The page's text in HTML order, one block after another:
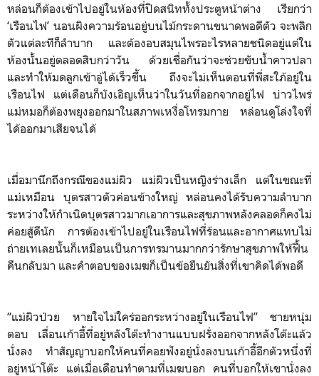
หล่อนก็ต้องเข้าไปอยู่ในห้องที่ปิดสนิททั้งประตูหน้าต่าง เรียกว่า
‘เรือนไฟ’ นอนผิงความร้อนอยู่บนไม้กระดานขนาดพอดีตัว จะพลิก
ตัวแต่ละทีก็ลำบาก และต้องอบสมุนไพรอะไรหลายชนิดอยู่แต่ใน
ห้องนั้นอยู่ตลอดสิบกว่าวัน ด้วยเชื่อกันว่าจะช่วยขับน้ำคาวปลา
และทำให้มดลูกเข้าอู่ได้เร็วขึ้น ถึงจะไม่เห็นตอนที่พี่สะใภ้อยู่ใน
เรือนไฟ แต่เดือนก็บังเอิญเห็นว่าในวันที่ออกจากอยู่ไฟ บ่าวไพร่
แม่หมอก็ต้องพยุงออกมาในสภาพเหงื่อโทรมกาย หล่อนดูโล่งใจที่
ได้ออกมาเสียจนได้
เมื่อมานึกถึงกรณีของแม่ผิว แม่ผิวเป็นหญิงร่างเล็ก แต่ในขณะที่
แม่เหมือน บุตรสาวตัวค่อนข้างใหญ่ หล่อนคงได้รับความลำบาก
ระหว่างให้กำเนิดบุตรสาวมากเอาการและสุขภาพหลังคลอดก็คงไม่
ค่อยสู้ดีนัก การต้องเข้าไปอยู่ในเรือนไฟที่ร้อนและอากาศแทบไม่
ถ่ายเทเลยนั้นก็เหมือนเป็นการทรมานมากกว่ารักษาสุขภาพให้ฟื้น
คืนกลับมา และคำตอบของเมฆก็เป็นข้อยืนยันสิ่งที่เขาคิดได้พอดี
“แม่ผิวป่วย หายใจไม่ใคร่ออกระหว่างอยู่ในเรือนไฟ” ชายหนุ่ม
ตอบ เลื่อนเก้าอี้ที่อยู่หลังโต๊ะทำงานแบบฝรั่งออกจากหลังโต๊ะแล้ว
นั่งลง ทำสัญญาบอกให้คนที่คอยฟังอยู่นั่งลงบนเก้าอี้อีกตัวหนึ่งที่
อยู่หน้าโต๊ะ แต่เมื่อเดือนทำตามที่เมฆบอก คนที่บอกให้เขานั่งลง